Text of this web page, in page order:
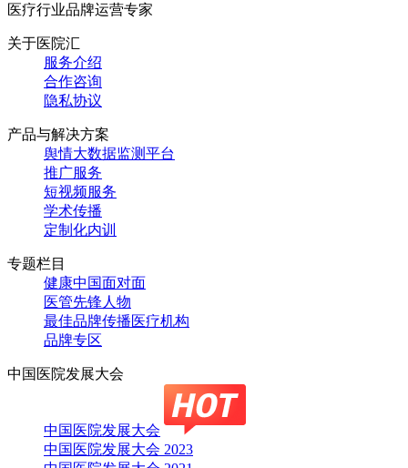
医疗行业品牌运营专家
关于医院汇
服务介绍
合作咨询
隐私协议
产品与解决方案
舆情大数据监测平台
推广服务
短视频服务
学术传播
定制化内训
专题栏目
健康中国面对面
医管先锋人物
最佳品牌传播医疗机构
品牌专区
中国医院发展大会
中国医院发展大会
中国医院发展大会 2023